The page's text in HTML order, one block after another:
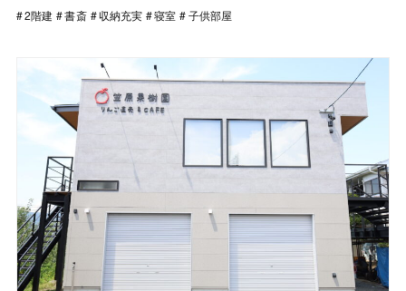
2階建
書斎 収納充実 寝室 子供部屋